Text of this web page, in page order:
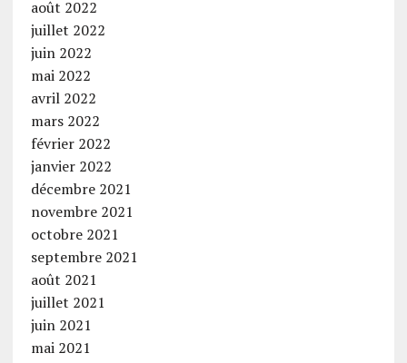
août 2022
juillet 2022
juin 2022
mai 2022
avril 2022
mars 2022
février 2022
janvier 2022
décembre 2021
novembre 2021
octobre 2021
septembre 2021
août 2021
juillet 2021
juin 2021
mai 2021